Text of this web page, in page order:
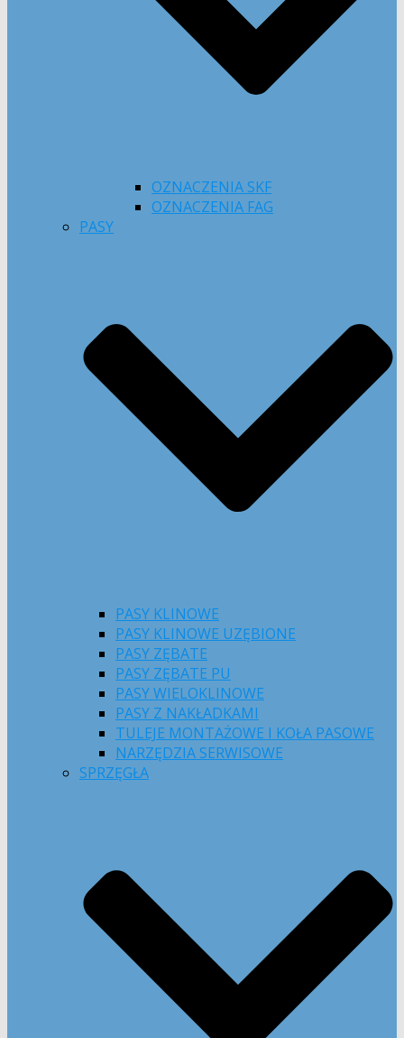
OZNACZENIA SKF
OZNACZENIA FAG
PASY
PASY KLINOWE
PASY KLINOWE UZĘBIONE
PASY ZĘBATE
PASY ZĘBATE PU
PASY WIELOKLINOWE
PASY Z NAKŁADKAMI
TULEJE MONTAŻOWE I KOŁA PASOWE
NARZĘDZIA SERWISOWE
SPRZĘGŁA